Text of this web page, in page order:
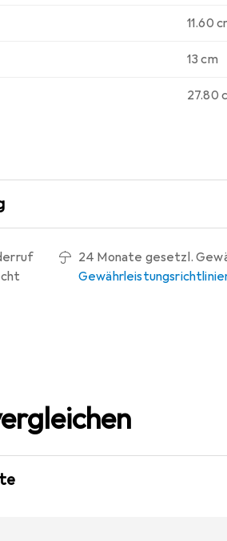
11.60
13 cm
27.80
24 Monate gesetzl.